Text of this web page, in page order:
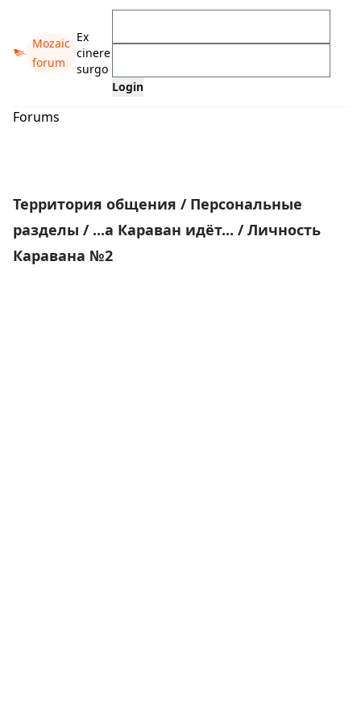
Mozaic
forum
Ex
cinere
surgo
Forums
Территория общения / Персональные
разделы / ...а Караван идёт... /Личность
Каравана №2